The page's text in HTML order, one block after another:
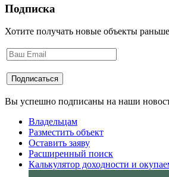
Подписка
Хотите получать новые объекты
Вы успешно подписаны на наши
Владельцам
Разместить объект
Оставить заяву
Расширенный поиск
Калькулятор доходности и